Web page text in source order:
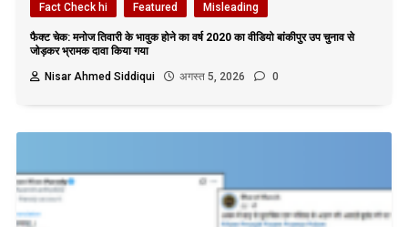
Fact Check hi Featured Misleading
फैक्ट चेक: मनोज तिवारी के भावुक होने का वर्ष 2020 का वीडियो बांकीपुर उप चुनाव से
जोड़कर भ्रामक दावा किया गया
Nisar Ahmed Siddiqui
अगस्त 5, 2026 0